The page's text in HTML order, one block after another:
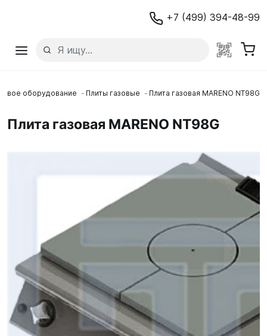
+7 (499) 394-48-99
оборудование Плиты газовые Плита газовая MARENO NT98G
Плита газовая MARENO NT98G